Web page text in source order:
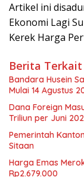
Artikel ini
Ekonomi Lagi
Kerek Harga
Berita Terkait
Bandara Husein
Mulai 14 Agustus
Dana Foreign
Triliun per Juni
Pemerintah
Sitaan
Harga Emas
Rp2.679.000